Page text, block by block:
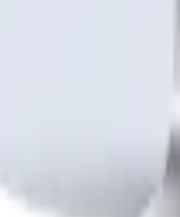
que corre Netflix y TikTok.